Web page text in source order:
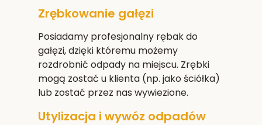
Zrębkowanie gałęzi
Posiadamy profesjonalny rębak do
gałęzi, dzięki któremu możemy
rozdrobnić odpady na miejscu. Zrębki
mogą zostać u klienta (np. jako ściółka)
lub zostać przez nas wywiezione.
Utylizacja i wywóz odpadów